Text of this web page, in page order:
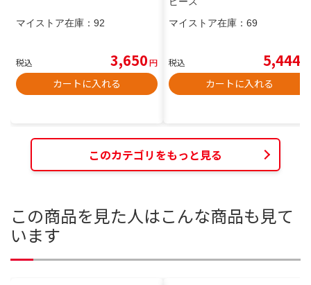
マイストア在庫： 92
税込 3,650円
カートに入れる
マイストア在庫： 69
税込 5,444
カートに入れる
このカテゴリをもっと見る
この商品を見た人はこんな商品も見て
います